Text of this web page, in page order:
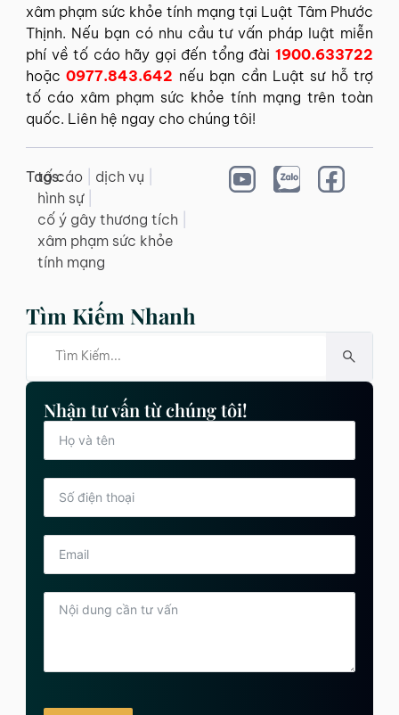
xâm phạm sức khỏe tính mạng tại Luật Tâm Phước
Thịnh. Nếu bạn có nhu cầu tư vấn pháp luật miễn
phí về tố cáo hãy gọi đến tổng đài 1900.633722
hoặc0977.843.642 nếu bạn cần Luật sư hỗ trợ
tố cáo xâm phạm sức khỏe tính mạng trên toàn
quốc. Liên hệ ngay cho chúng tôi!
Tags:
tố cáo| dịch vụ
hình sự|
cố ý gây thương tích
xâm phạm sức khỏe
tính mạng
Tìm Kiếm Nhanh
Nhận tư vấn từ chúng tôi!